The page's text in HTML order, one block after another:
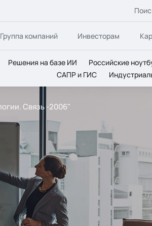
Группа компаний Инвесторам
Решения на базе ИИ
Российские
САПР и ГИС
Связь -2006"